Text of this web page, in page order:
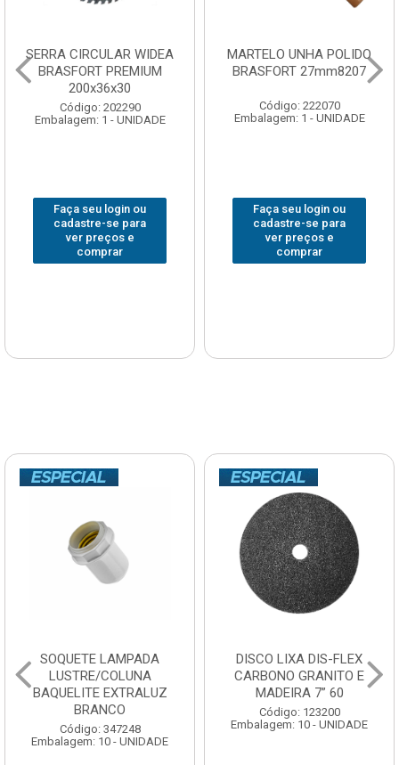
SERRA CIRCULAR WIDEA
BRASFORT PREMIUM
200x36x30
Código: 202290
Embalagem: 1 - UNIDADE
Faça seu login ou
cadastre-se para
ver preços e
comprar
MARTELO UNHA POLIDO
BRASFORT 27mm8207
Código: 222070
Embalagem: 1 - UNIDADE
Faça seu login ou
cadastre-se para
ver preços e
comprar
SOQUETE LAMPADA
LUSTRE/COLUNA
BAQUELITE EXTRALUZ
BRANCO
Código: 347248
Embalagem: 10 - UNIDADE
DISCO LIXA DIS-FLEX
CARBONO GRANITO E
MADEIRA 7” 60
Código: 123200
Embalagem: 10 - UNIDADE